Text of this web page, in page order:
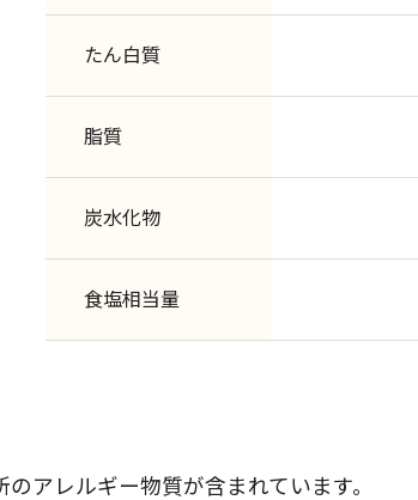
たん白質
脂質
炭水化物
食塩相当量
アレルギー物質が含まれています。